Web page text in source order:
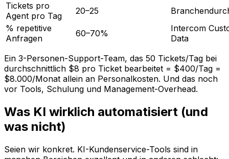
Tickets pro
Agent pro Tag
20–25
% repetitive
Anfragen
60–70%
Intercom
Data
Ein 3-Personen-Support-Team, das 50 Tickets/Tag bei
durchschnittlich $8 pro Ticket bearbeitet = $400/Tag =
$8.000/Monat allein an Personalkosten. Und das noch
vor Tools, Schulung und Management-Overhead.
Was KI wirklich automatisiert (und
was nicht)
Seien wir konkret. KI-Kundenservice-Tools sind in